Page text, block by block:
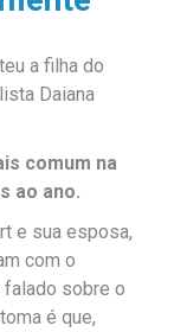
a filha do
Daiana
comum na
ao ano.
e sua esposa,
com o
falado sobre o
é que,